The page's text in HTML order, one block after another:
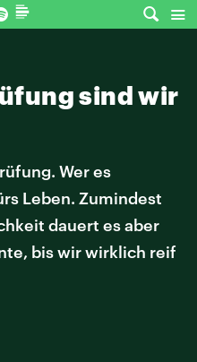
sind wir
Wer es
Leben. Zumindest
dauert es aber
bis wir wirklich reif